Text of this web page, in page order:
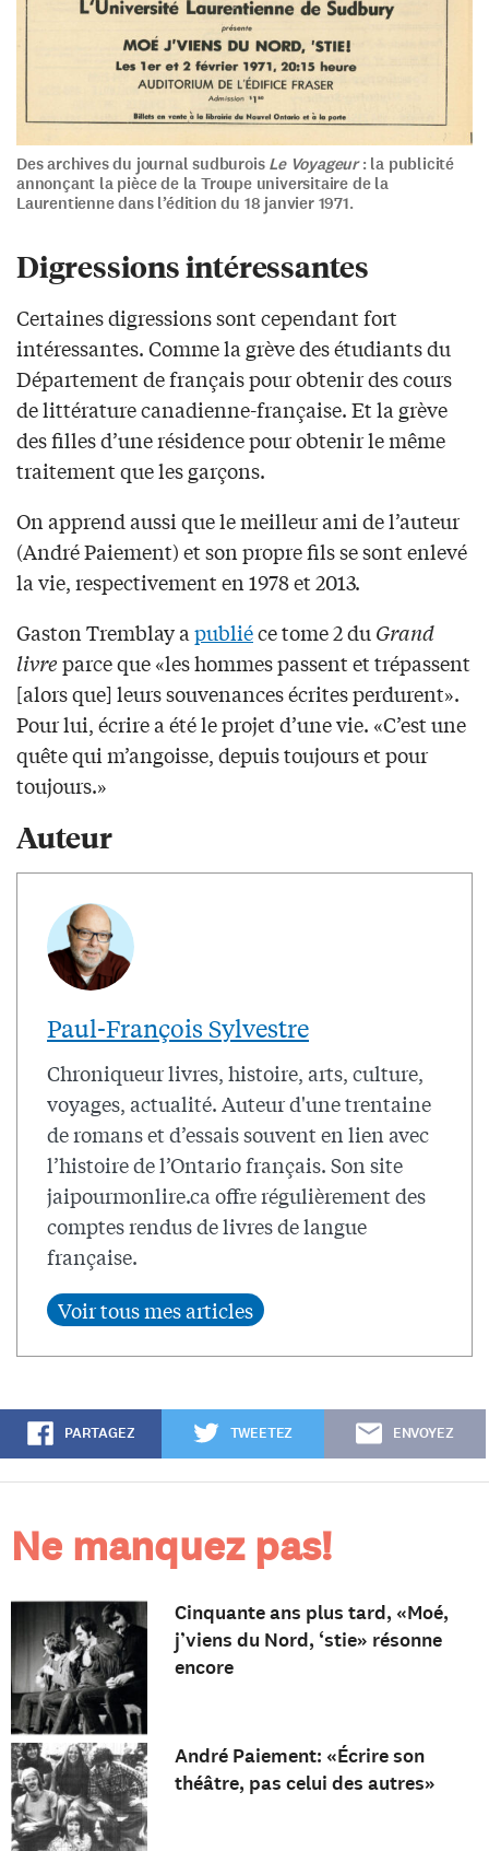
Des archives du journal sudburoisLe Voyageur: la publicité
annonçant la pièce de la Troupe universitaire de la
Laurentienne dans l’édition du 18 janvier 1971.
Digressions intéressantes
Certaines digressions sont cependant fort
intéressantes. Comme la grève des étudiants du
Département de français pour obtenir des cours
de littérature canadienne-française. Et la grève
des filles d’une résidence pour obtenir le même
traitement que les garçons.
On apprend aussi que le meilleur ami de l’auteur
(André Paiement) et son propre fils se sont enlevé
la vie, respectivement en 1978 et 2013.
Gaston Tremblay a publiéce tome 2 du Grand
livreparce que «les hommes passent et trépassent
[alors que] leurs souvenances écrites perdurent».
Pour lui, écrire a été le projet d’une vie. «C’est une
quête qui m’angoisse, depuis toujours et pour
toujours.»
Auteur
Paul-François Sylvestre
Chroniqueur livres, histoire, arts, culture,
voyages, actualité. Auteur d'une trentaine
de romans et d’essais souvent en lien avec
l’histoire de l’Ontario français. Son site
jaipourmonlire.ca offre régulièrement des
comptes rendus de livres de langue
française.
PARTAGEZ TWEETEZ ENVOYEZ
Ne manquez pas!
Cinquante ans plus tard, «Moé,
j’viens du Nord, ‘stie» résonne
encore
André Paiement: «Écrire son
théâtre, pas celui des autres»